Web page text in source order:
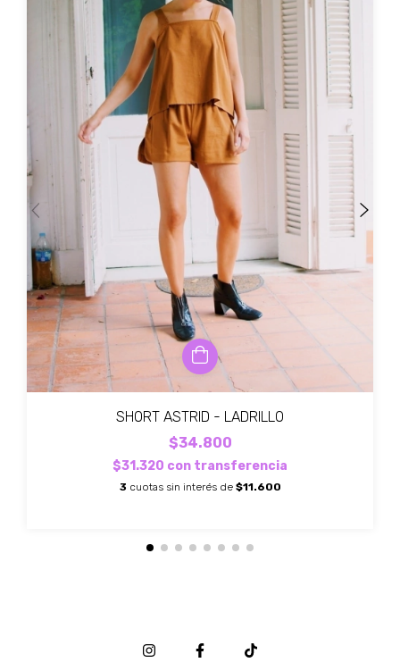
SHORT ASTRID - LADRILLO
$34.800
$31.320 con transferencia
3 cuotas sin interés de $11.600